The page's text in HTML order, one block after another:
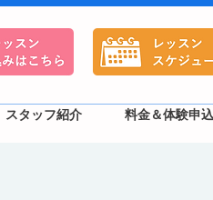
スタッフ紹介 料金＆体験申込